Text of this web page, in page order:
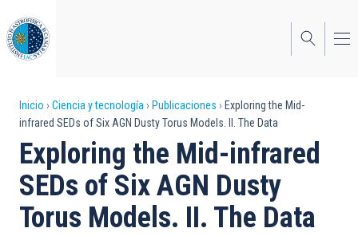
al
contenido
principal
Sobrescribir
enlaces
de
ayuda
a
Inicio Ciencia y tecnología Publicaciones
Exploring the Mid-
infrared SEDs of Six AGN Dusty Torus Models. II. The Data
Exploring the Mid-infrared
SEDs of Six AGN Dusty
Torus Models. II. The Data